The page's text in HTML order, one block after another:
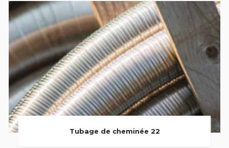
Tubage de cheminée 22